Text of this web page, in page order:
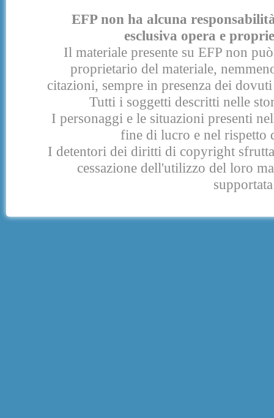
EFP non ha alcuna
esclusiva opera e
Il materiale presente su EFP non
proprietario del materiale,
citazioni, sempre in presenza dei
Tutti i soggetti descritti nelle
I personaggi e le situazioni presenti
fine di lucro e nel rispetto
I detentori dei diritti di copyright
cessazione dell'utilizzo del loro